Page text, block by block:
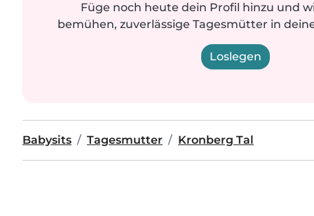
Füge noch heute dein Profil hinzu und
bemühen, zuverlässige Tagesmütter in
Loslegen
Babysits Tagesmutter Kronberg Tal